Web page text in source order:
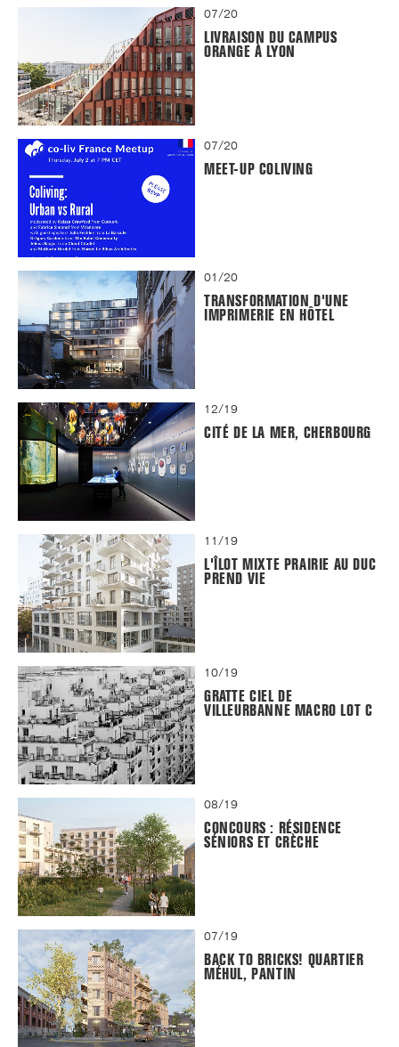
07/20
LIVRAISON DU CAMPUS
ORANGE À LYON
07/20
MEET-UP COLIVING
01/20
TRANSFORMATION D'UNE
IMPRIMERIE EN HÔTEL
12/19
CITÉ DE LA MER, CHERBOURG
11/19
L'ÎLOT MIXTE PRAIRIE AU DUC
PREND VIE
10/19
GRATTE CIEL DE
VILLEURBANNE MACRO LOT C
08/19
CONCOURS : RÉSIDENCE
SÉNIORS ET CRÈCHE
07/19
BACK TO BRICKS! QUARTIER
MÉHUL, PANTIN